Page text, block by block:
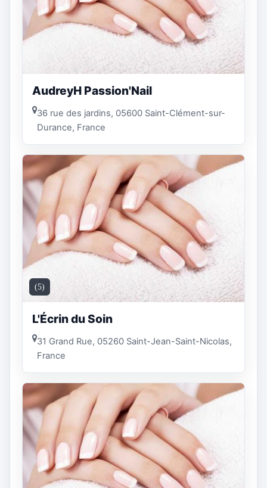
AudreyH Passion'Nail
36 rue des jardins, 05600 Saint-Clément-sur-
Durance, France
(5)
L'Écrin du Soin
31 Grand Rue, 05260 Saint-Jean-Saint-Nicolas,
France